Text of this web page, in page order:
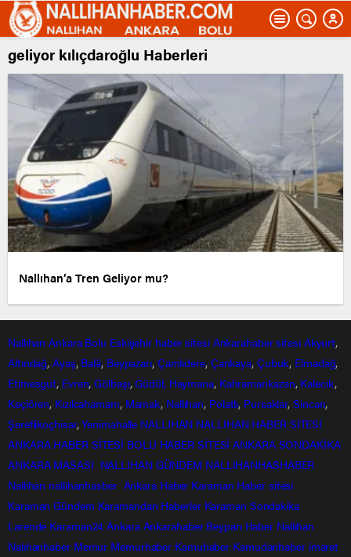
geliyor kılıçdaroğlu Haberleri
Nallıhan’a Tren Geliyor mu?
Nallıhan Ankara Bolu Eskişehir haber sitesi Ankarahabersitesi Akyurt,
Altındağ,Ayaş, Balâ, Beypazarı, Çamlıdere, Çankaya, Çubuk, Elmadağ,
Etimesgut, Evren,Gölbaşı,Güdül, Haymana, Kahramankazan, Kalecik,
Keçiören, Kızılcahamam, Mamak, Nallıhan, Polatlı, Pursaklar,Sincan,
Şereflikoçhisar,Yenimahalle NALLIHAN NALLIHAN HABER SİTESİ
ANKARA HABER SİTESİ BOLU HABER SİTESİ ANKARA SONDAKİKA
ANKARA MASASI NALLIHAN GÜNDEM NALLIHANHASHABER
Nallihan nallihanhasber Ankara Haber Karaman Haber sitesi
Karaman Gündem Karamandan Haberler Karaman Sondakika
Larende Karaman24 Ankara Ankarahaber Beyparı Haber Nallıhan
Nalıhanhaber Memur Memurhaber Kamuhaber Kamudanhaber imaret